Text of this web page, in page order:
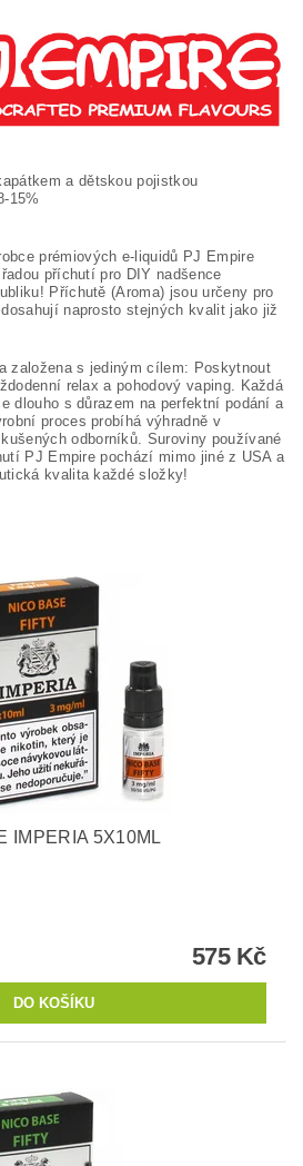
a dětskou pojistkou
15%
prémiových e-liquidů PJ Empire
příchutí pro DIY nadšence
Příchutě (Aroma) jsou určeny pro
naprosto stejných kvalit jako již
založena s jediným cílem: Poskytnout
relax a pohodový vaping. Každá
dlouho s důrazem na perfektní podání a
proces probíhá výhradně v
odborníků. Suroviny používané
PJ Empire pochází mimo jiné z USA a
kvalita každé složky!
IMPERIA 5X10ML
575 Kč